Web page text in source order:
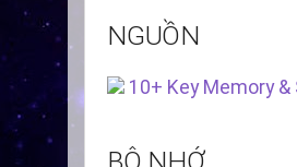
NGUỒN
10+ Key Memory